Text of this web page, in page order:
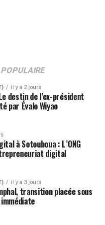
POPULAIRE
il y a 2 jours
destin de l’ex-président
par Évalo Wiyao
à Sotouboua : L’ONG
digital
il y a 3 jours
transition placée sous